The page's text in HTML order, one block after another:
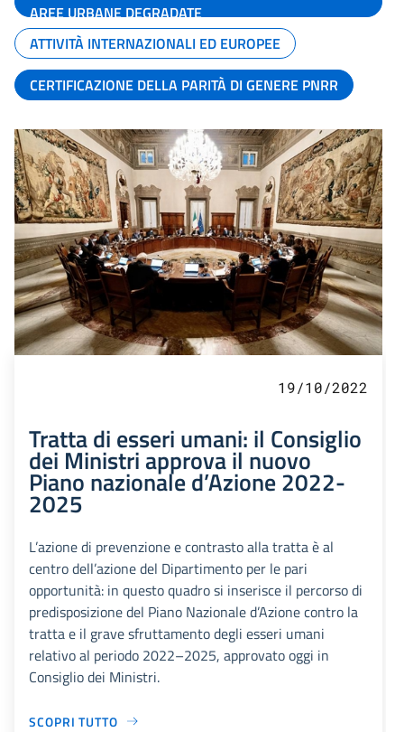
AREE URBANE DEGRADATE
ATTIVITÀ INTERNAZIONALI ED EUROPEE
CERTIFICAZIONE DELLA PARITÀ DI GENERE PNRR
19/10/2022
Tratta di esseri umani: il Consiglio
dei Ministri approva il nuovo
Piano nazionale d’Azione 2022-
2025
L’azione di prevenzione e contrasto alla tratta è al
centro dell’azione del Dipartimento per le pari
opportunità: in questo quadro si inserisce il percorso di
predisposizione del Piano Nazionale d’Azione contro la
tratta e il grave sfruttamento degli esseri umani
relativo al periodo 2022–2025, approvato oggi in
Consiglio dei Ministri.
SCOPRI TUTTO